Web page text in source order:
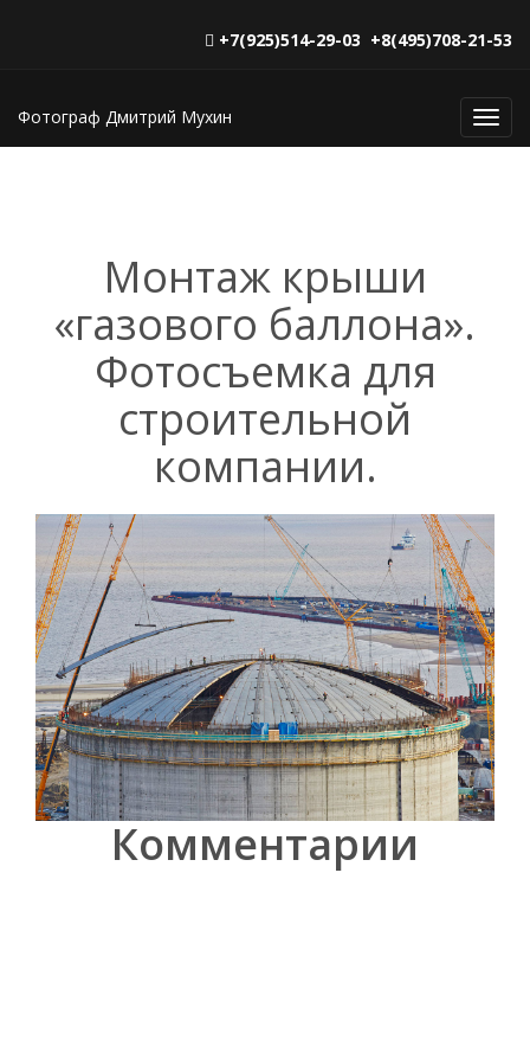
+7(925)514-29-03 +8(495)708-21-53
Фотограф Дмитрий Мухин
Монтаж крыши
«газового баллона».
Фотосъемка для
строительной
компании.
Комментарии